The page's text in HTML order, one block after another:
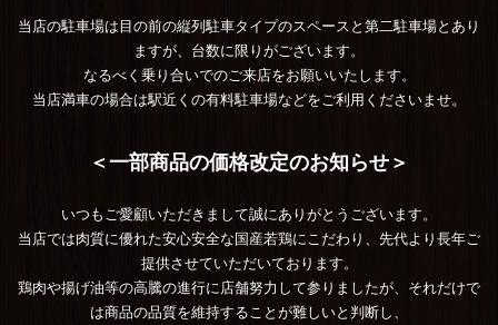
当店の駐車場は目の前の縦列駐車タイプのスペースと第二駐車場とあり
ますが、台数に限りがございます。
なるべく乗り合いでのご来店をお願いいたします。
当店満車の場合は駅近くの有料駐車場などをご利用くださいませ。
＜一部商品の価格改定のお知らせ＞
いつもご愛顧いただきまして誠にありがとうございます。
当店では肉質に優れた安心安全な国産若鶏にこだわり、先代より長年ご
提供させていただいております。
鶏肉や揚げ油等の高騰の進行に店舗努力して参りましたが、それだけで
は商品の品質を維持することが難しいと判断し、